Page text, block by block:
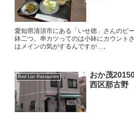
愛知県清須市にある「いせ徳」さんのビ
鉢二つ。串カツってのは小鉢にカウント
はメインの気がするんですが…。
Red List Restaurant
おか茂
西区那古野